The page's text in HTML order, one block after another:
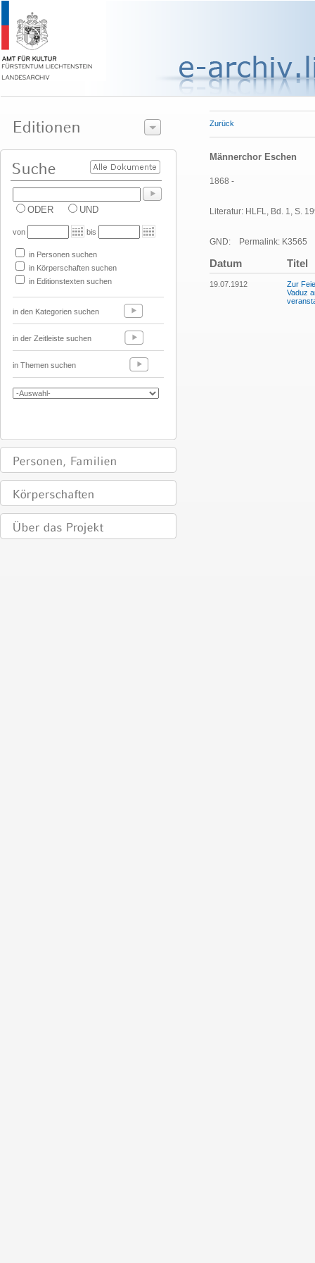
ODER UND
von bis
in Personen suchen
in Körperschaften suchen
in Editionstexten suchen
in den Kategorien suchen
in der Zeitleiste suchen
in Themen suchen
Zurück
Männerchor Eschen
1868 -
Literatur: HLFL, Bd. 1, S.
GND: Permalink: K3565
Datum Titel
19.07.1912
Zur
Vaduz